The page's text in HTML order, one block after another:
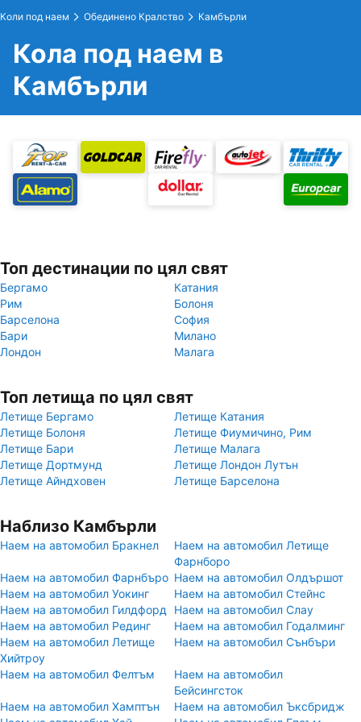
Коли под наем Обединено Кралство Камбърли
Кола под наем в
Камбърли
Топ дестинации по цял свят
Бергамо
Катания
Рим
Болоня
Барселона
София
Бари
Милано
Лондон
Малага
Топ летища по цял свят
Летище Бергамо
Летище Катания
Летище Болоня
Летище Фиумичино, Рим
Летище Бари
Летище Малага
Летище Дортмунд
Летище Лондон Лутън
Летище Айндховен
Летище Барселона
Наблизо Камбърли
Наем на автомобил Бракнел
Наем на автомобил Летище
Фарнборо
Наем на автомобил Фарнбъро Наем на автомобил Олдършот
Наем на автомобил Уокинг
Наем на автомобил Стейнс
Наем на автомобил Гилдфорд
Наем на автомобил Слау
Наем на автомобил Рединг
Наем на автомобил Годалминг
Наем на автомобил Летище
Хийтроу
Наем на автомобил Сънбъри
Наем на автомобил Фелтъм
Наем на автомобил
Бейсингсток
Наем на автомобил Хамптън
Наем на автомобил Ъксбридж